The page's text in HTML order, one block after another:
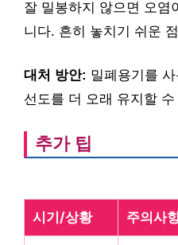
잘 밀봉하지 않으면 오염
니다. 흔히 놓치기 쉬운
대처 방안: 밀폐용기를
선도를 더 오래 유지할
추가 팁
시기/상황 주의사